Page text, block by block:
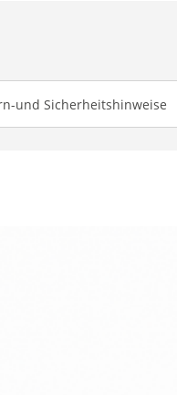
und Sicherheitshinweise